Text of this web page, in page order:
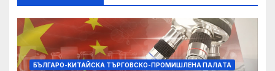
БЪЛГАРО-КИТАЙСКА ТЪРГОВСКО-ПРОМИШЛЕНА ПАЛAТА